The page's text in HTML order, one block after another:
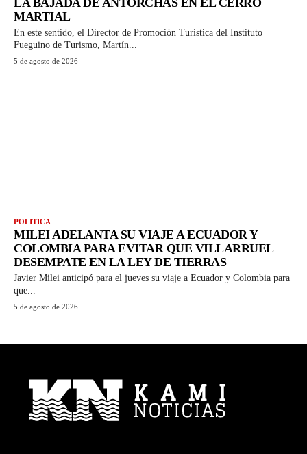
MARTIAL
En este sentido, el Director de Promoción Turística del Instituto
Fueguino de Turismo, Martín...
5 de agosto de 2026
POLITICA
MILEI ADELANTA SU VIAJE A ECUADOR Y
COLOMBIA PARA EVITAR QUE VILLARRUEL
DESEMPATE EN LA LEY DE TIERRAS
Javier Milei anticipó para el jueves su viaje a Ecuador y Colombia para
que...
5 de agosto de 2026